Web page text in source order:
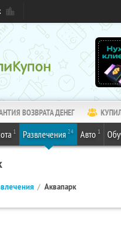
ВОЗВРАТА ДЕНЕГ
1 Развлечения 24 Авто 1
Аквапарк